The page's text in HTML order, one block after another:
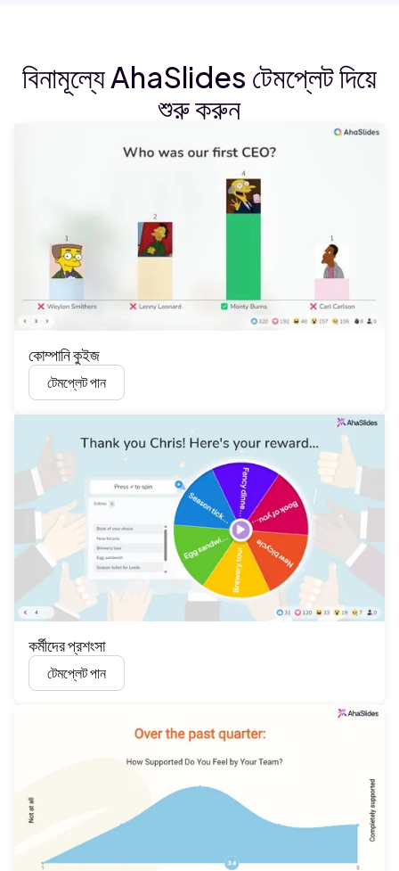
বিনামূল্যে AhaSlides টেমপ্লেট দিয়ে
শুরু করুন
কোম্পানি কুইজ
টেমপ্লেট পান
কর্মীদের প্রশংসা
টেমপ্লেট পান